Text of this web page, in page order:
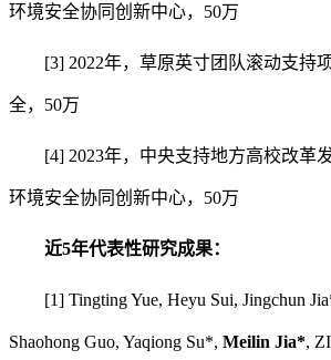
环境安全协同创新中心，50万
[3] 2022年，草原英寸团队滚动支持
全，50万
[4] 2023年，中央支持地方高校改革
环境安全协同创新中心，50万
近5年代表性研究成果：
[1] Tingting Yue, Heyu Sui, Jingchun
Shaohong Guo, Yaqiong Su*, Meilin Jia*,